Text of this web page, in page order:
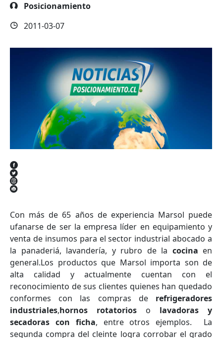
Posicionamiento
2011-03-07
Con más de 65 años de experiencia Marsol puede
ufanarse de ser la empresa líder en equipamiento y
venta de insumos para el sector industrial abocado a
la panaderiá, lavandería, y rubro de la cocina en
general.Los productos que Marsol importa son de
alta calidad y actualmente cuentan con el
reconocimiento de sus clientes quienes han quedado
conformes con las compras de refrigeradores
industriales,hornos rotatorios o lavadoras y
secadoras con ficha, entre otros ejemplos. La
segunda compra del cleinte logra corrobar el grado